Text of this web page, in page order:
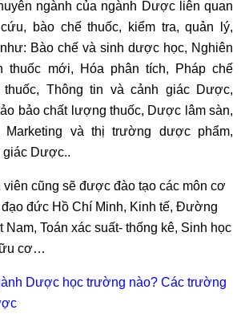
ngành của ngành Dược liên quan
bào chế thuốc, kiểm tra, quản lý,
Bào chế và sinh dược học, Nghiên
thuốc mới, Hóa phân tích, Pháp chế
Thông tin và cảnh giác Dược,
bảo chất lượng thuốc, Dược lâm sàn,
Marketing và thị trường dược phẩm,
giác Dược..
viên cũng sẽ được đào tạo các môn cơ
đức Hồ Chí Minh, Kinh tế, Đường
Nam, Toán xác suất- thống kê, Sinh học
cơ…
Dược học trường nào? Các trường